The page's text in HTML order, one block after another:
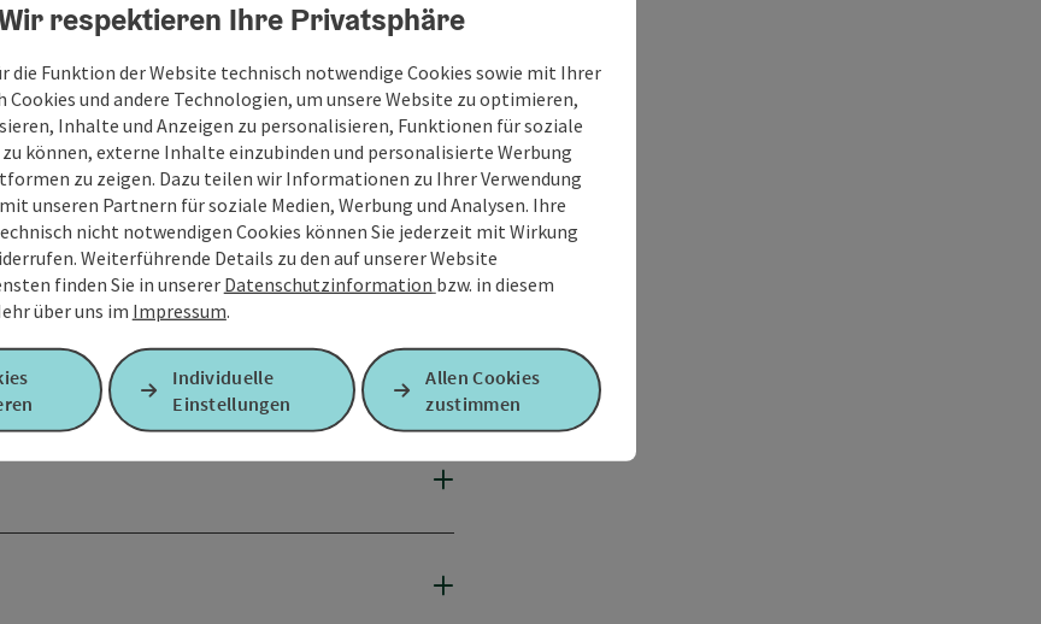
respektieren Ihre Privatsphäre
die Funktion der Website technisch notwendige Cookies sowie mit Ihrer
Cookies und andere Technologien, um unsere Website zu optimieren,
Inhalte und Anzeigen zu personalisieren, Funktionen für soziale
können, externe Inhalte einzubinden und personalisierte Werbung
zu zeigen. Dazu teilen wir Informationen zu Ihrer Verwendung
unseren Partnern für soziale Medien, Werbung und Analysen. Ihre
nicht notwendigen Cookies können Sie jederzeit mit Wirkung
Weiterführende Details zu den auf unserer Website
finden Sie in unserer Datenschutzinformation bzw. in diesem
über uns im Impressum.
Individuelle
Einstellungen
Allen Cookies
zustimmen